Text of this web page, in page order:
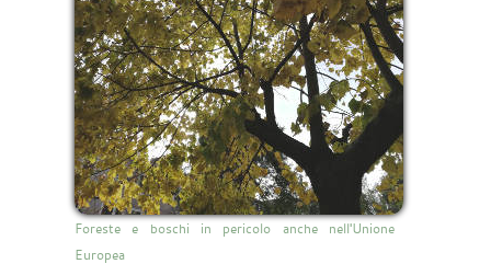
Foreste e boschi in pericolo anche nell'Unione
Europea